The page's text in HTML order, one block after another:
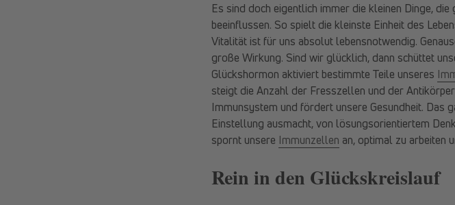
Es sind doch eigentlich immer die kleinen Dinge,
beeinflussen. So spielt die kleinste Einheit des
Vitalität ist für uns absolut lebensnotwendig.
große Wirkung. Sind wir glücklich, dann schüttet
Glückshormon aktiviert bestimmte Teile unseres
steigt die Anzahl der Fresszellen und der
Immunsystem und fördert unsere Gesundheit. Das
Einstellung ausmacht, von lösungsorientiertem
spornt unsere Immunzellen an, optimal zu arbeiten
Rein in den Glückskreislauf